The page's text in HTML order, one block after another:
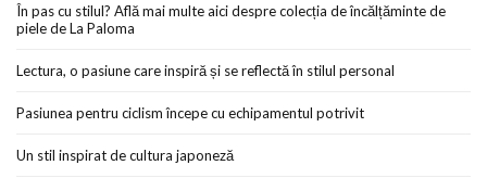
În pas cu stilul? Află mai multe aici despre colecția de încălțăminte de
piele de La Paloma
Lectura, o pasiune care inspiră și se reflectă în stilul personal
Pasiunea pentru ciclism începe cu echipamentul potrivit
Un stil inspirat de cultura japoneză